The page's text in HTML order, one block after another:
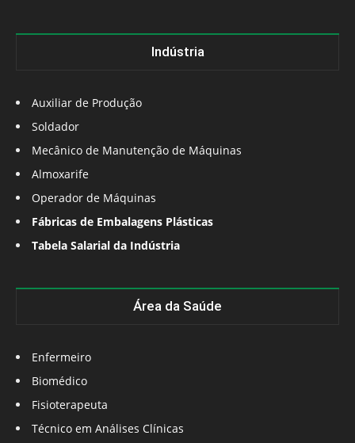
Indústria
Auxiliar de Produção
Soldador
Mecânico de Manutenção de Máquinas
Almoxarife
Operador de Máquinas
Fábricas de Embalagens Plásticas
Tabela Salarial da Indústria
Área da Saúde
Enfermeiro
Biomédico
Fisioterapeuta
Técnico em Análises Clínicas